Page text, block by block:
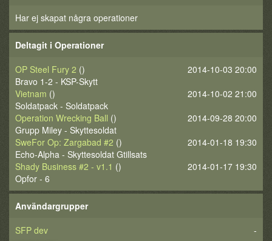
Har ej skapat några operationer
Deltagit i Operationer
2014-10-03 20:00
OP Steel Fury 2 ()
Bravo 1-2 - KSP-Skytt
2014-10-02 21:00
Vietnam ()
Soldatpack - Soldatpack
2014-09-28 20:00
Operation Wrecking Ball ()
Grupp Miley - Skyttesoldat
2014-01-18 19:30
SweFor Op: Zargabad #2 ()
Echo-Alpha - Skyttesoldat Gtillsats
2014-01-17 19:30
Shady Business #2 - v1.1 ()
Opfor - 6
Användargrupper
SFP dev
-